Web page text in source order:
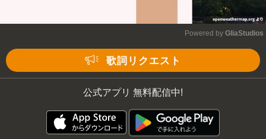
Powered by GliaStudios
歌詞リクエスト
公式アプリ 無料配信中!